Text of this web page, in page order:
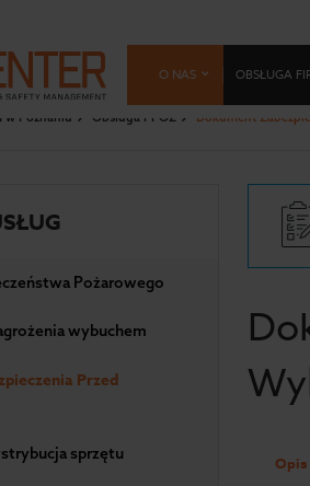
O NAS OBSŁUGA
w Poznaniu Obsługa PPOŻ Dokument
Pożarowego
wybuchem
Przed
sprzętu
Opis